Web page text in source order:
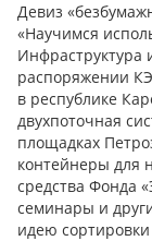
Девиз
«Научимся
Инфраструктура
распоряжении
в республике
двухпоточная
площадках
контейнеры для
средства Фонда
семинары и
идею